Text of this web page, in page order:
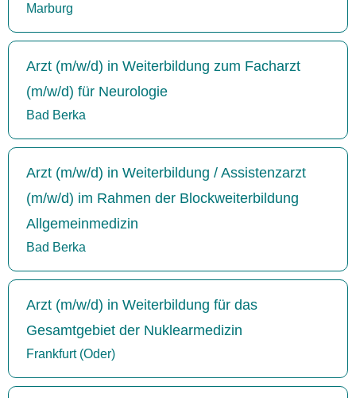
Marburg
Arzt (m/w/d) in Weiterbildung zum Facharzt
(m/w/d) für Neurologie
Bad Berka
Arzt (m/w/d) in Weiterbildung / Assistenzarzt
(m/w/d) im Rahmen der Blockweiterbildung
Allgemeinmedizin
Bad Berka
Arzt (m/w/d) in Weiterbildung für das
Gesamtgebiet der Nuklearmedizin
Frankfurt (Oder)